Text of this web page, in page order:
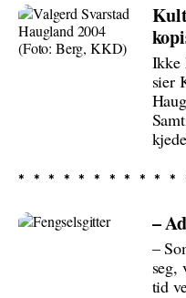
Ikke
sier
–
–
seg,
tid